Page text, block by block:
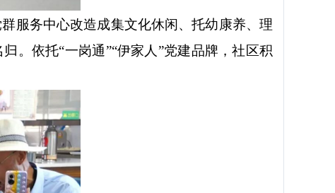
服务中心改造成集文化休闲、托幼康养、理
归。依托“一岗通”“伊家人”党建品牌，社区积